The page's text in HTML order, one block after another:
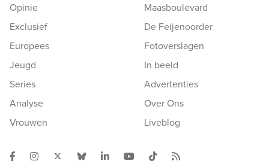
Opinie
Exclusief
Europees
Jeugd
Series
Analyse
Vrouwen
Maasboulevard
De Feijenoorder
Fotoverslagen
In beeld
Advertenties
Over Ons
Liveblog